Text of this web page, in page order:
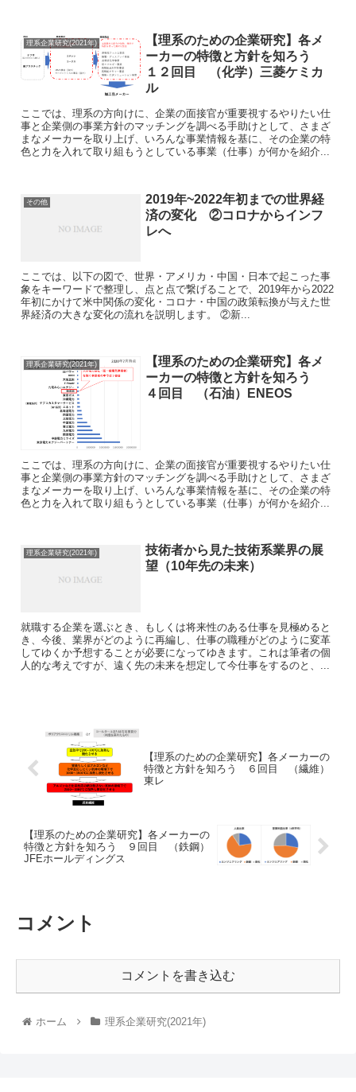
理系企業研究(2021年)
【理系のための企業研究】各メ
ーカーの特徴と方針を知ろう
１２回目 （化学）三菱ケミカ
ル
ここでは、理系の方向けに、企業の面接官が重要視するやりたい仕
事と企業側の事業方針のマッチングを調べる手助けとして、さまざ
まなメーカーを取り上げ、いろんな事業情報を基に、その企業の特
色と力を入れて取り組もうとしている事業（仕事）が何かを紹介...
その他
2019年~2022年初までの世界経
済の変化 ②コロナからインフ
レへ
ここでは、以下の図で、世界・アメリカ・中国・日本で起こった事
象をキーワードで整理し、点と点で繋げることで、2019年から2022
年初にかけて米中関係の変化・コロナ・中国の政策転換が与えた世
界経済の大きな変化の流れを説明します。 ②新...
理系企業研究(2021年)
【理系のための企業研究】各メ
ーカーの特徴と方針を知ろう
４回目 （石油）ENEOS
ここでは、理系の方向けに、企業の面接官が重要視するやりたい仕
事と企業側の事業方針のマッチングを調べる手助けとして、さまざ
まなメーカーを取り上げ、いろんな事業情報を基に、その企業の特
色と力を入れて取り組もうとしている事業（仕事）が何かを紹介...
理系企業研究(2021年)
技術者から見た技術系業界の展
望（10年先の未来）
就職する企業を選ぶとき、もしくは将来性のある仕事を見極めると
き、今後、業界がどのように再編し、仕事の職種がどのように変革
してゆくか予想することが必要になってゆきます。これは筆者の個
人的な考えですが、遠く先の未来を想定して今仕事をするのと、...
【理系のための企業研究】各メーカーの
特徴と方針を知ろう ６回目 （繊維）
東レ
【理系のための企業研究】各メーカーの
特徴と方針を知ろう ９回目 （鉄鋼）
JFEホールディングス
コメント
コメントを書き込む
ホーム 理系企業研究(2021年)